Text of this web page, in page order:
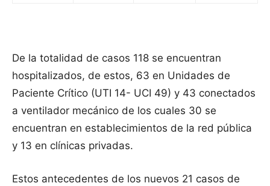
De la totalidad de casos 118 se encuentran
hospitalizados, de estos, 63 en Unidades de
Paciente Crítico (UTI 14- UCI 49) y 43 conectados
a ventilador mecánico de los cuales 30 se
encuentran en establecimientos de la red pública
y 13 en clínicas privadas.
Estos antecedentes de los nuevos 21 casos de